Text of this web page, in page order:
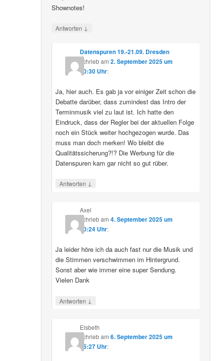
Shownotes!
Antworten ↓
Datenspuren 19.-21.09. Dresden
schriebam 2. September 2025 um
10:30 Uhr:
Ja, hier auch. Es gab ja vor einiger Zeit schon die
Debatte darüber, dass zumindest das Intro der
Terminmusik viel zu laut ist. Ich hatte den
Eindruck, dass der Regler bei der aktuellen Folge
noch ein Stück weiter hochgezogen wurde. Das
muss man doch merken! Wo bleibt die
Qualitätssicherung?!? Die Werbung für die
Datenspuren kam gar nicht so gut rüber.
Antworten ↓
Axel
schriebam 4. September 2025 um
10:24 Uhr:
Ja leider höre ich da auch fast nur die Musik und
die Stimmen verschwimmen im Hintergrund.
Sonst aber wie immer eine super Sendung.
Vielen Dank
Antworten ↓
Elsbeth
schriebam 6. September 2025 um
15:27 Uhr: